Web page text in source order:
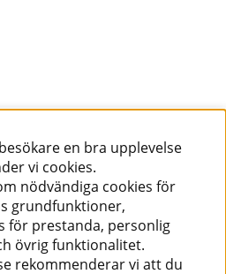
en bra upplevelse
vi cookies.
nödvändiga cookies för
grundfunktioner,
för prestanda, personlig
övrig funktionalitet.
rekommenderar vi att du